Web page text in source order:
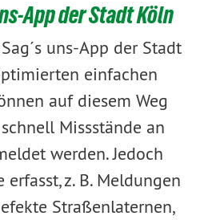
App der Stadt Köln
uns-App der Stadt
einfachen
auf diesem Weg
Missstände an
werden. Jedoch
z. B. Meldungen
Straßenlaternen,